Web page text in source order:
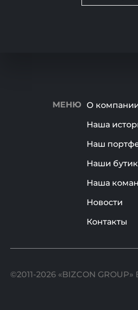
МЕНЮ О
Наша
Наш
Наши
Наша
Новости
Контакты
©2011-2026 «BIZCON